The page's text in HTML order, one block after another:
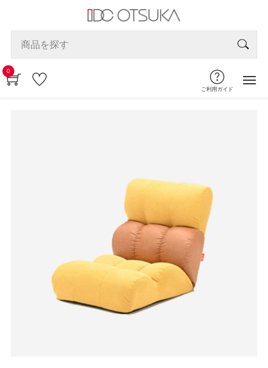
0
ご利用ガイド